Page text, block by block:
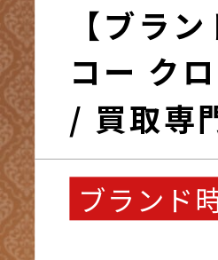
【ブラ
コー ク
/ 買取専
ブランド